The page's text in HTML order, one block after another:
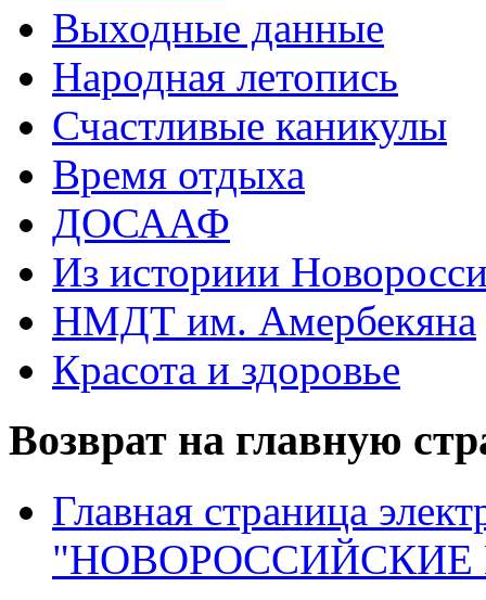
Выходные данные
Народная летопись
Счастливые каникулы
Время отдыха
ДОСААФ
Из историии
НМДТ им. Амербекяна
Красота и здоровье
Возврат на главную
Главная страница
"НОВОРОССИЙСКИЕ